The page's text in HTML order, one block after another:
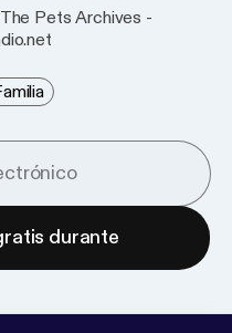
Pets Archives -
durante